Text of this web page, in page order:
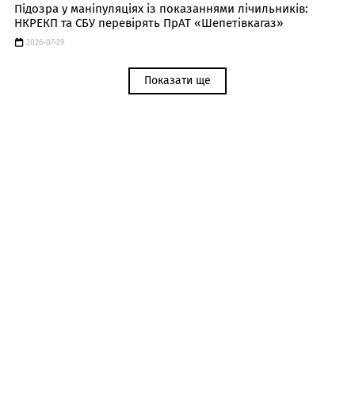
Підозра у маніпуляціях із показаннями лічильників:
НКРЕКП та СБУ перевірять ПрАТ «Шепетівкагаз»
2026-07-29
Показати ще